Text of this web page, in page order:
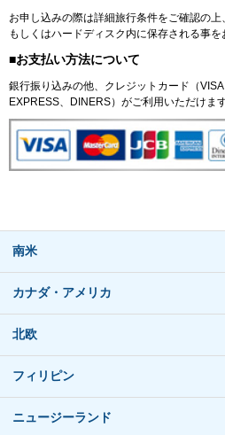
お申し込みの際は詳細旅行条件をご確認の
もしくはハードディスク内に保存される事を
■お支払い方法について
銀行振り込みの他、クレジットカード（
EXPRESS、DINERS）がご利用いただけます
南米
カナダ・アメリカ
北欧
フィリピン
ニュージーランド